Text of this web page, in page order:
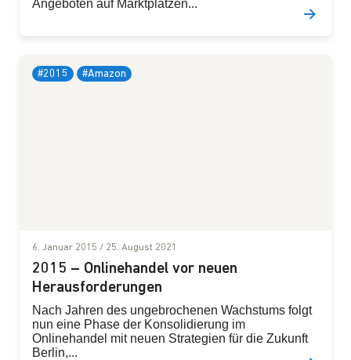
Angeboten auf Marktplätzen...
#2015 #Amazon
6. Januar 2015 / 25. August 2021
2015 – Onlinehandel vor neuen
Herausforderungen
Nach Jahren des ungebrochenen Wachstums folgt
nun eine Phase der Konsolidierung im
Onlinehandel mit neuen Strategien für die Zukunft
Berlin,...